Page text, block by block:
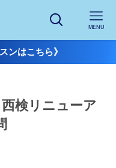
MENU
ンはこちら》
西検リニューア